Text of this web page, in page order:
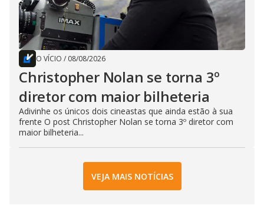
O VÍCIO / 08/08/2026
Christopher Nolan se torna 3º
diretor com maior bilheteria
Adivinhe os únicos dois cineastas que ainda estão à sua
frente O post Christopher Nolan se torna 3º diretor com
maior bilheteria...
VEJA MAIS NOTÍCIAS